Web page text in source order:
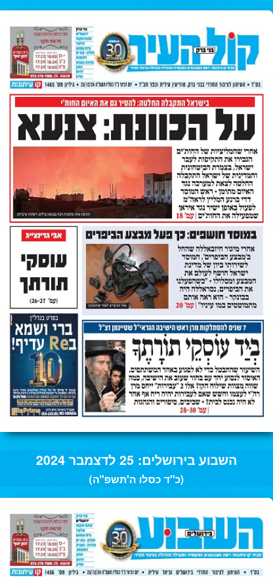
השבוע בירושלים: 25 לדצמבר 2024
(כ"ד כסלו ה'תשפ"ה)